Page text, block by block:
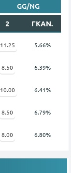
GG/NG
2 ΓΚΑΝ.
11.25 5.66%
8.50 6.39%
10.00 6.41%
8.50 6.79%
8.00 6.80%